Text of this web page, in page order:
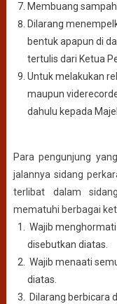
Membuang
Dilarang
bentuk apapun di
tertulis dari Ketua
Untuk melakukan
maupun
dahulu kepada
Para pengunjung
jalannya sidang
terlibat dalam
mematuhi berbagai
Wajib
disebutkan diatas.
Wajib menaati
diatas.
Dilarang berbicara